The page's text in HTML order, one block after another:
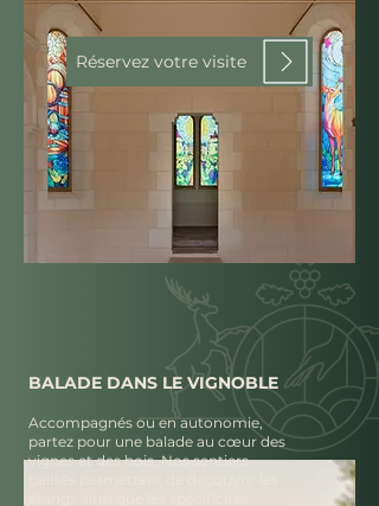
Réservez votre visite
BALADE DANS LE VIGNOBLE
Accompagnés ou en autonomie,
partez pour une balade au cœur des
vignes et des bois. Nos sentiers